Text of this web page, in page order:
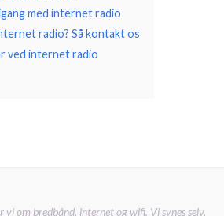
med internet radio
radio? Så kontakt os
ved internet radio
om bredbånd, internet og wifi. Vi synes selv,